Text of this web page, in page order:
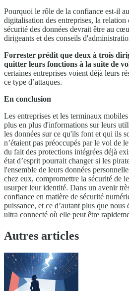
Pourquoi le rôle de la confiance est-il
digitalisation des entreprises, la relation
sécurité des données devrait être au
dirigeants et des conseils
Forrester prédit que deux à trois
quitter leurs fonctions à la suite de
certaines entreprises voient déjà leurs
ce type d’attaques.
En conclusion
Les entreprises et les terminaux
plus en plus d'informations sur leurs
les données sur ce qu'ils font et qui ils
n’étaient pas préoccupés par le vol de
du fait des protections intégrées déjà
état d’esprit pourrait changer si les
l'ensemble de leurs données
chez eux, compromettre la sécurité de
usurper leur identité. Dans un avenir
confiance en matière de sécurité
puissance, et ce d’autant plus que
ultra connecté où elle peut être
Autres articles